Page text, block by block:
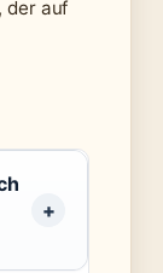
der auf